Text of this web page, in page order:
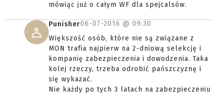
mówiąc już o całym WF dla spejcalsów.
Punisher06-07-2016 @ 09:30
Większość osób, które nie są związane z
MON trafia najpierw na 2-dniową selekcję i
kompanię zabezpieczenia i dowodzenia. Taka
kolej rzeczy, trzeba odrobić pańszczyznę i
się wykazać.
Nie każdy po tych 3 latach na zabezpieczeniu